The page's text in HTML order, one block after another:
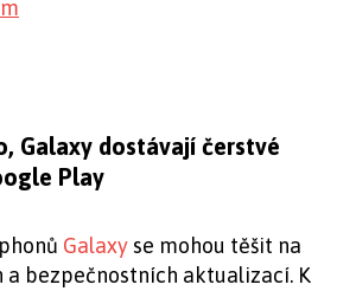
Galaxy dostávají čerstvé
Play
Galaxyse mohou těšit na
bezpečnostních aktualizací. K